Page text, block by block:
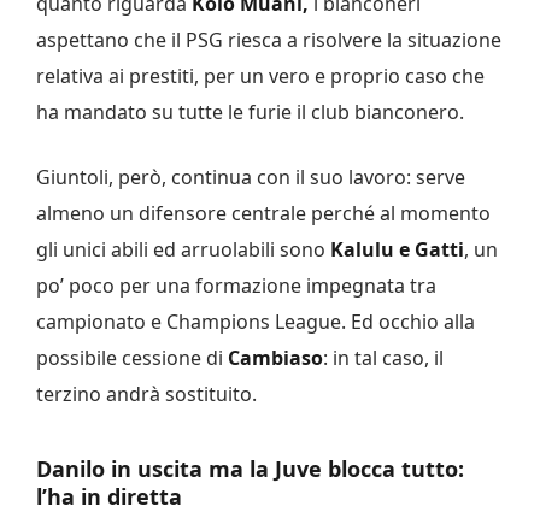
aspettano che il PSG riesca a risolvere la situazione
relativa ai prestiti, per un vero e proprio caso che
ha mandato su tutte le furie il club bianconero.
Giuntoli, però, continua con il suo lavoro: serve
almeno un difensore centrale perché al momento
gli unici abili ed arruolabili sono Kalulu e Gatti, un
po’ poco per una formazione impegnata tra
campionato e Champions League. Ed occhio alla
possibile cessione di Cambiaso: in tal caso, il
terzino andrà sostituito.
Danilo in uscita ma la Juve blocca tutto:
l’ha in diretta